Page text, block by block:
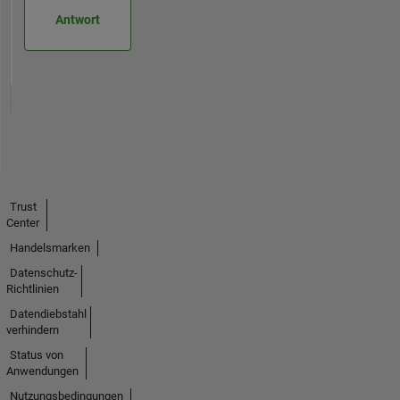
Antwort
Trust
Center
Handelsmarken
Datenschutz-
Richtlinien
Datendiebstahl
verhindern
Status von
Anwendungen
Nutzungsbedingungen